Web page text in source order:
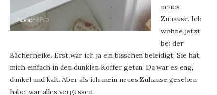
neues
Zuhause. Ich
wohne jetzt
bei der
Bücherheike. Erst war ich ja ein bisschen beleidigt. Sie hat
mich einfach in den dunklen Koffer getan. Da war es eng,
dunkel und kalt. Aber als ich mein neues Zuhause gesehen
habe, war alles vergessen.